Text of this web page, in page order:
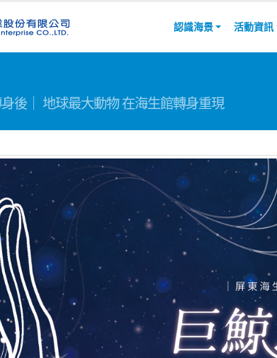
認識海景 活動資訊
後｜ 地球最大動物 在海生館轉身重現